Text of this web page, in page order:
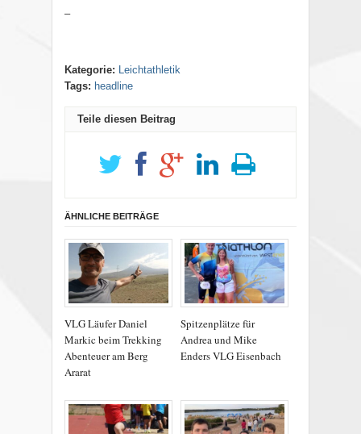
–
Kategorie: Leichtathletik
Tags: headline
Teile diesen Beitrag
ÄHNLICHE BEITRÄGE
VLG Läufer Daniel
Markic beim Trekking
Abenteuer am Berg
Ararat
Spitzenplätze für
Andrea und Mike
Enders VLG Eisenbach